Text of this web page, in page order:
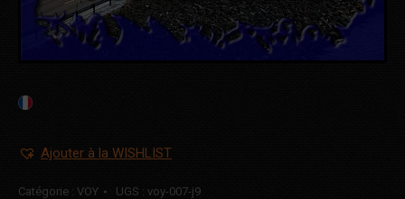
Ajouter à la WISHLIST
Catégorie : VOY UGS : voy-007-j9